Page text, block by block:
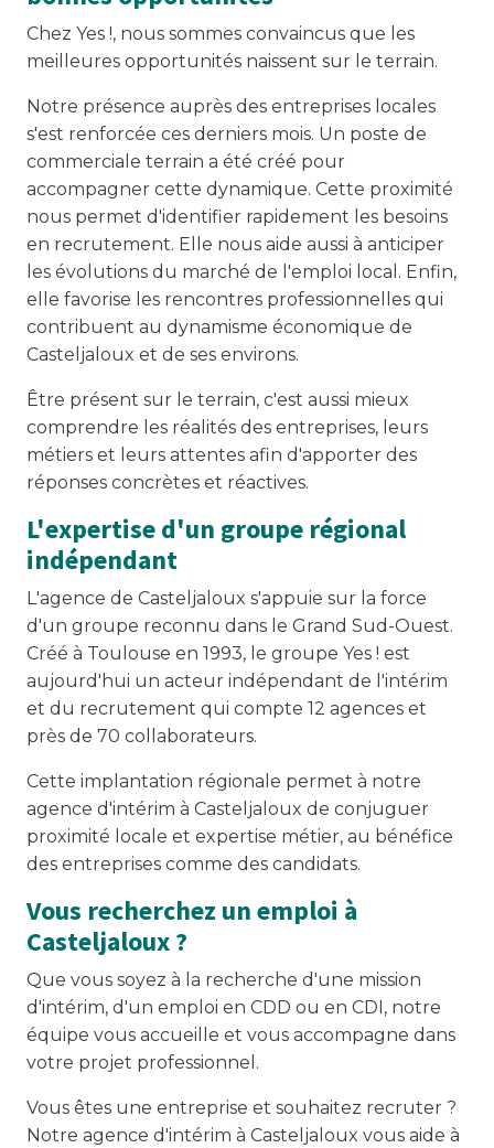
Chez Yes !, nous sommes convaincus que les
meilleures opportunités naissent sur le terrain.
Notre présence auprès des entreprises locales
s'est renforcée ces derniers mois. Un poste de
commerciale terrain a été créé pour
accompagner cette dynamique. Cette proximité
nous permet d'identifier rapidement les besoins
en recrutement. Elle nous aide aussi à anticiper
les évolutions du marché de l'emploi local. Enfin,
elle favorise les rencontres professionnelles qui
contribuent au dynamisme économique de
Casteljaloux et de ses environs.
Être présent sur le terrain, c'est aussi mieux
comprendre les réalités des entreprises, leurs
métiers et leurs attentes afin d'apporter des
réponses concrètes et réactives.
L'expertise d'un groupe régional
indépendant
L'agence de Casteljaloux s'appuie sur la force
d'un groupe reconnu dans le Grand Sud-Ouest.
Créé à Toulouse en 1993, le groupe Yes ! est
aujourd'hui un acteur indépendant de l'intérim
et du recrutement qui compte 12 agences et
près de 70 collaborateurs.
Cette implantation régionale permet à notre
agence d'intérim à Casteljaloux de conjuguer
proximité locale et expertise métier, au bénéfice
des entreprises comme des candidats.
Vous recherchez un emploi à
Casteljaloux ?
Que vous soyez à la recherche d'une mission
d'intérim, d'un emploi en CDD ou en CDI, notre
équipe vous accueille et vous accompagne dans
votre projet professionnel.
Vous êtes une entreprise et souhaitez recruter ?
Notre agence d'intérim à Casteljaloux vous aide à